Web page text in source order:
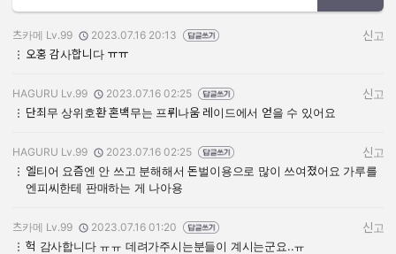
작성자:
츠카메 Lv.99
작성일:
2023.07.16 20:13
신고
오홍 감사합니다 ㅠㅠ
작성자:
HAGURU Lv.99
작성일:
2023.07.16 02:25
신고
단죄무 상위호환 혼백무는 프뤼나움 레이드에서 얻을 수 있어요
작성자:
HAGURU Lv.99
작성일:
2023.07.16 02:25
신고
엘티어 요즘엔 안 쓰고 분해해서 돈벌이용으로 많이 쓰여졌어요 가루를
엔피씨한테 판매하는 게 나아용
작성자:
츠카메 Lv.99
작성일:
2023.07.16 01:20
신고
헉 감사합니다 ㅠㅠ 데려가주시는분들이 계시는군요..ㅠ